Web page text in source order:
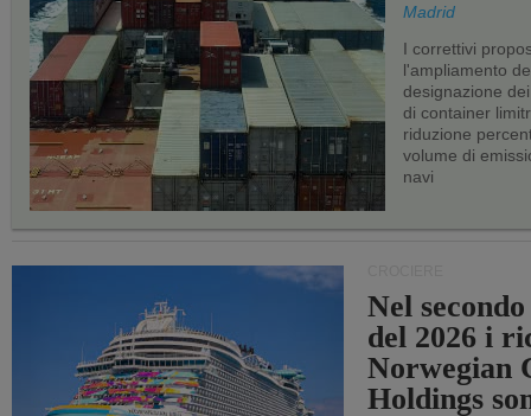
Madrid
I correttivi
l'ampliamento
designazione
di container
riduzione
volume di
navi
Nel
del 2026 i
Norwegian
Holdings